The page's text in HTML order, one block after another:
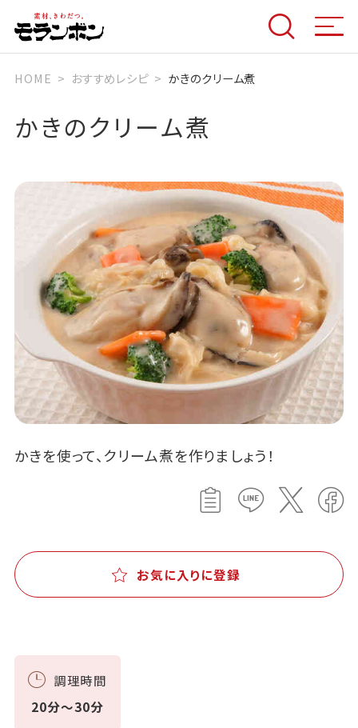
HOME おすすめレシピ かきのクリーム煮
かきのクリーム煮
かきを使って、クリーム煮を作りましょう！
お気に入りに登録
調理時間
20分～30分